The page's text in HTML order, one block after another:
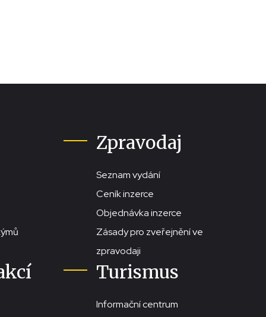
Zpravodaj
Seznam vydání
Ceník inzerce
Objednávka inzerce
Zásady pro zveřejnění ve
zpravodaji
Turismus
Informační centrum